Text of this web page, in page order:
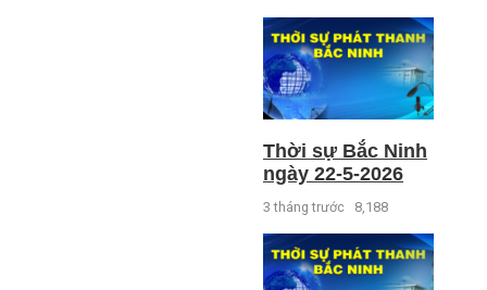
Thời sự Bắc Ninh
ngày 22-5-2026
3 tháng trước 8,188